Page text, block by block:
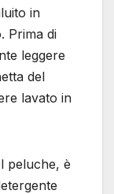
in
Prima di
leggere
del
lavato in
peluche, è